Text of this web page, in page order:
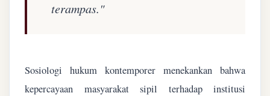
terampas."
Sosiologi hukum kontemporer menekankan bahwa
kepercayaan masyarakat sipil terhadap institusi